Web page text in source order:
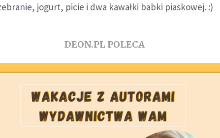
jogurt, picie i dwa kawałki babki piaskowej. :)
DEON.PL POLECA